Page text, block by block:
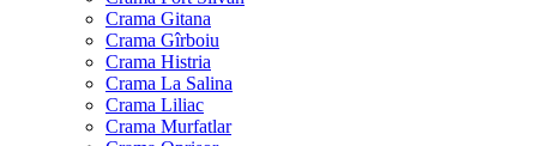
Crama Gitana
Crama Gîrboiu
Crama Histria
Crama La Salina
Crama Liliac
Crama Murfatlar